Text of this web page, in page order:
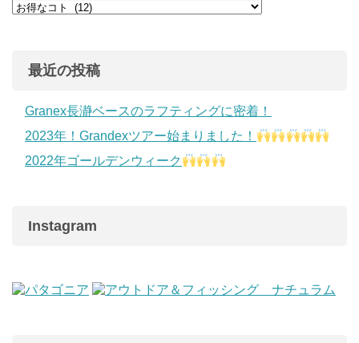
最近の投稿
Granex長瀞ベースのラフティングに密着！
2023年！Grandexツアー始まりました！
2022年ゴールデンウィーク
Instagram